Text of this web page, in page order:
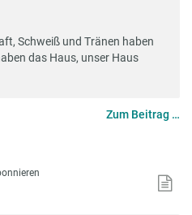
Schweiß und Tränen haben
das Haus, unser Haus
Zum Beitrag …